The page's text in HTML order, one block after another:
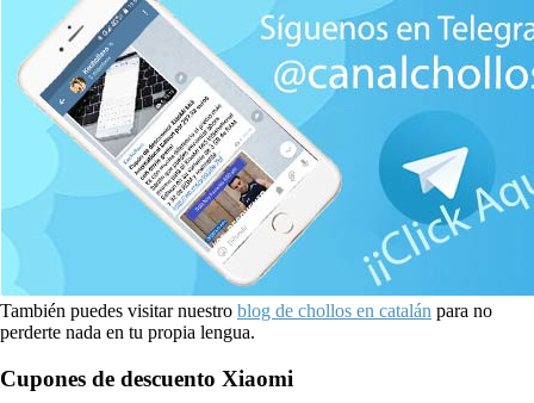
También puedes visitar nuestro blog de chollos en catalán para no
perderte nada en tu propia lengua.
Cupones de descuento Xiaomi